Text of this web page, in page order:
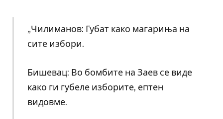
„Чилиманов: Губат како магариња на
сите избори.
Бишевац: Во бомбите на Заев се виде
како ги губеле изборите, ептен
видовме.